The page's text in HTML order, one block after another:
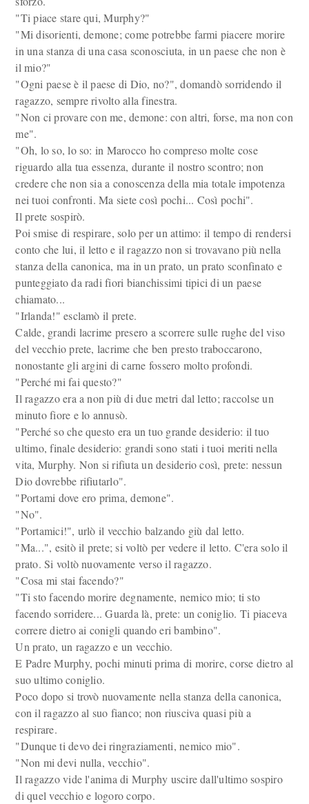
"Ti piace stare qui, Murphy?"
"Mi disorienti, demone; come potrebbe farmi piacere morire
in una stanza di una casa sconosciuta, in un paese che non è
il mio?"
"Ogni paese è il paese di Dio, no?", domandò sorridendo il
ragazzo, sempre rivolto alla finestra.
"Non ci provare con me, demone: con altri, forse, ma non con
me".
"Oh, lo so, lo so: in Marocco ho compreso molte cose
riguardo alla tua essenza, durante il nostro scontro; non
credere che non sia a conoscenza della mia totale impotenza
nei tuoi confronti. Ma siete così pochi... Così pochi".
Il prete sospirò.
Poi smise di respirare, solo per un attimo: il tempo di rendersi
conto che lui, il letto e il ragazzo non si trovavano più nella
stanza della canonica, ma in un prato, un prato sconfinato e
punteggiato da radi fiori bianchissimi tipici di un paese
chiamato...
"Irlanda!" esclamò il prete.
Calde, grandi lacrime presero a scorrere sulle rughe del viso
del vecchio prete, lacrime che ben presto traboccarono,
nonostante gli argini di carne fossero molto profondi.
"Perché mi fai questo?"
Il ragazzo era a non più di due metri dal letto; raccolse un
minuto fiore e lo annusò.
"Perché so che questo era un tuo grande desiderio: il tuo
ultimo, finale desiderio: grandi sono stati i tuoi meriti nella
vita, Murphy. Non si rifiuta un desiderio così, prete: nessun
Dio dovrebbe rifiutarlo".
"Portami dove ero prima, demone".
"No".
"Portamici!", urlò il vecchio balzando giù dal letto.
"Ma...", esitò il prete; si voltò per vedere il letto. C'era solo il
prato. Si voltò nuovamente verso il ragazzo.
"Cosa mi stai facendo?"
"Ti sto facendo morire degnamente, nemico mio; ti sto
facendo sorridere... Guarda là, prete: un coniglio. Ti piaceva
correre dietro ai conigli quando eri bambino".
Un prato, un ragazzo e un vecchio.
E Padre Murphy, pochi minuti prima di morire, corse dietro al
suo ultimo coniglio.
Poco dopo si trovò nuovamente nella stanza della canonica,
con il ragazzo al suo fianco; non riusciva quasi più a
respirare.
"Dunque ti devo dei ringraziamenti, nemico mio".
"Non mi devi nulla, vecchio".
Il ragazzo vide l'anima di Murphy uscire dall'ultimo sospiro
di quel vecchio e logoro corpo.